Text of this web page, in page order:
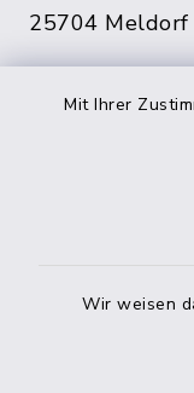
Mit Ihrer
Wir weisen
25704 Meldorf
04832
04832